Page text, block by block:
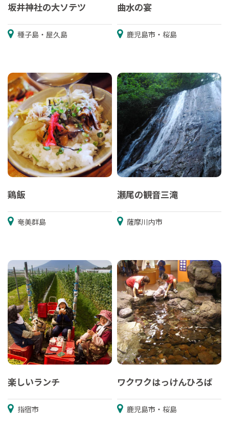
坂井神社の大ソテツ
種子島・屋久島
曲水の宴
鹿児島市・桜島
鶏飯
奄美群島
瀬尾の観音三滝
薩摩川内市
楽しいランチ
指宿市
ワクワクはっけんひろば
鹿児島市・桜島